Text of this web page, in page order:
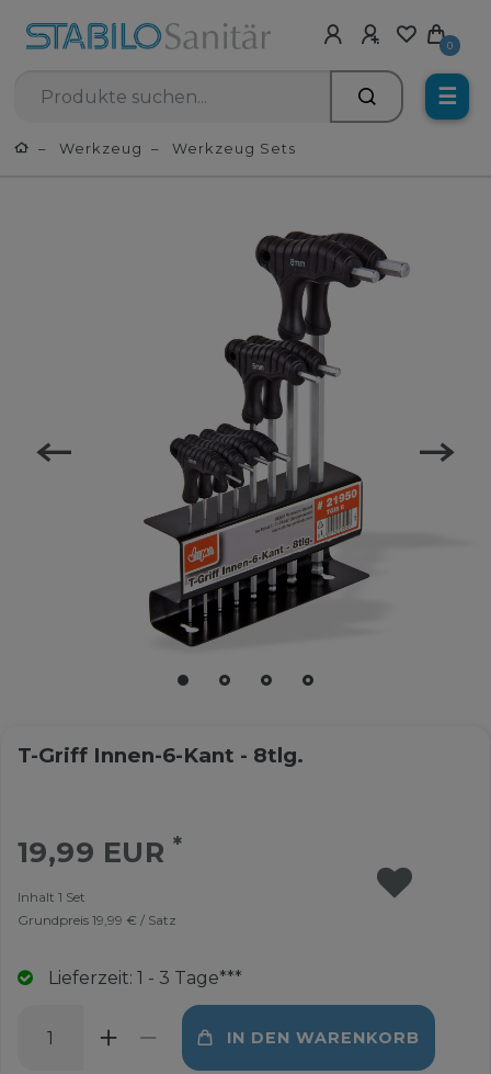
0
☰
Werkzeug Werkzeug Sets
T-Griff Innen-6-Kant - 8tlg.
19,99 EUR *
Inhalt 1 Set
Grundpreis 19,99 € / Satz
Lieferzeit: 1 - 3 Tage***
IN DEN WARENKORB